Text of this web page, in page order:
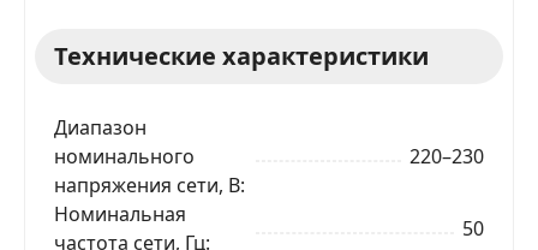
Технические характеристики
Диапазон
номинального
напряжения сети, В
220–230
Номинальная
частота сети, Гц
50